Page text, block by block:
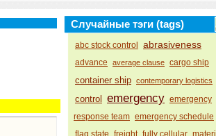
Случайные тэги (tags)
abc stock control abrasiveness
advance average clause cargo ship
container ship contemporary logistics
control emergency emergency
response team emergency schedule
flag state freight fully cellular